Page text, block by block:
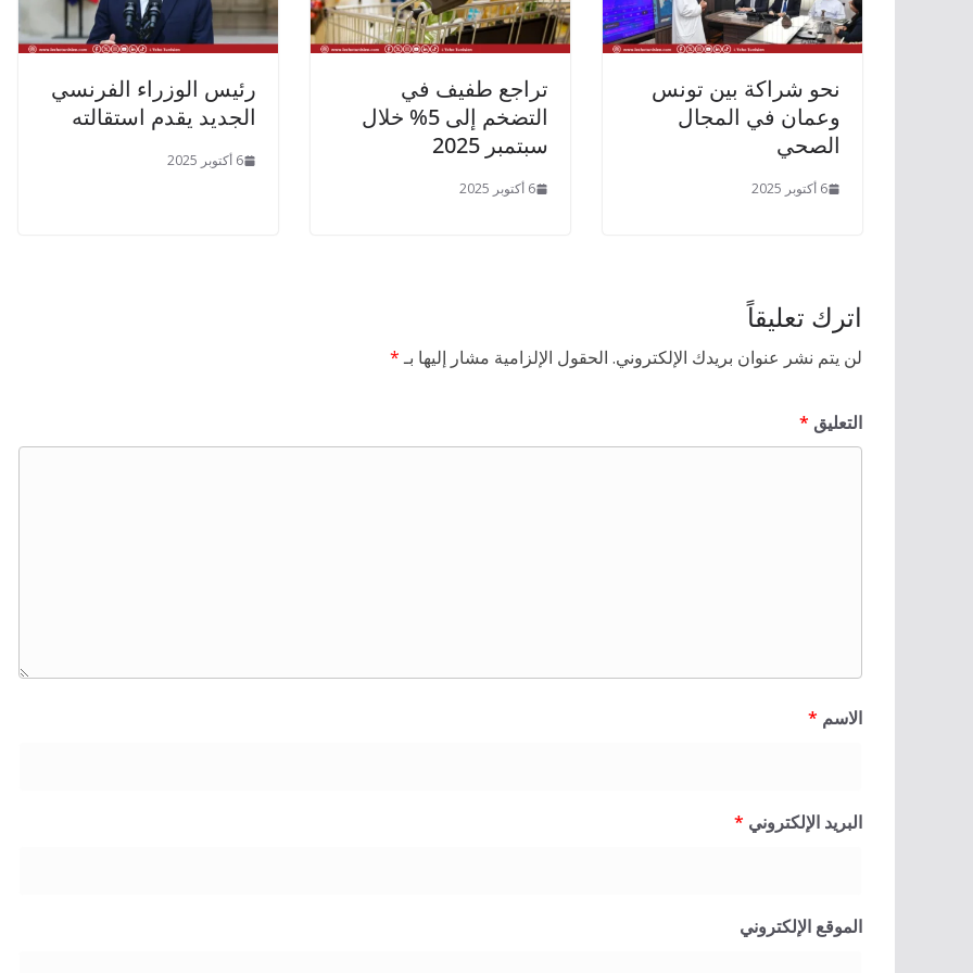
نحو شراكة بين تونس
وعمان في المجال
الصحي
6 أكتوبر 2025
تراجع طفيف في
التضخم إلى 5% خلال
سبتمبر 2025
6 أكتوبر 2025
رئيس الوزراء الفرنسي
الجديد يقدم استقالته
6 أكتوبر 2025
اترك تعليقاً
لن يتم نشر عنوان بريدك الإلكتروني. الحقول الإلزامية مشار إليها بـ*
التعليق *
الاسم *
البريد الإلكتروني *
الموقع الإلكتروني